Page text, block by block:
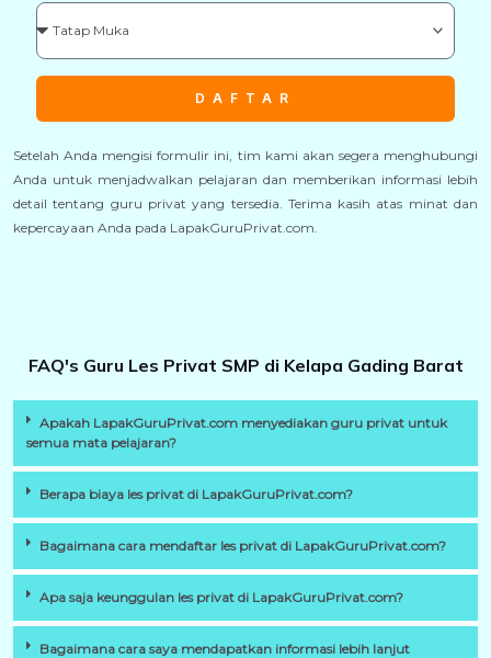
DAFTAR
Setelah Anda mengisi formulir ini, tim kami akan segera menghubungi
Anda untuk menjadwalkan pelajaran dan memberikan informasi lebih
detail tentang guru privat yang tersedia. Terima kasih atas minat dan
kepercayaan Anda pada LapakGuruPrivat.com.
FAQ's Guru Les Privat SMP di Kelapa Gading Barat
Apakah LapakGuruPrivat.com menyediakan guru privat untuk
semua mata pelajaran?
Berapa biaya les privat di LapakGuruPrivat.com?
Bagaimana cara mendaftar les privat di LapakGuruPrivat.com?
Apa saja keunggulan les privat di LapakGuruPrivat.com?
Bagaimana cara saya mendapatkan informasi lebih lanjut